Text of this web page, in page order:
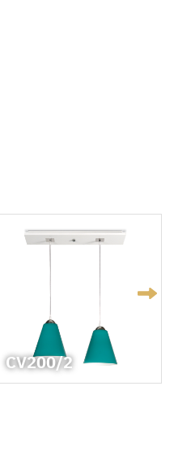
CV200/2